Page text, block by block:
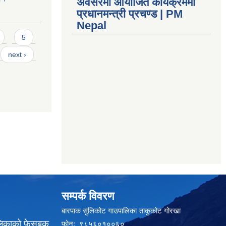
5
next ›
प्रधानमन्त्री प्रचण्ड | PM
Nepal
फेसबुक
सम्पर्क विवरण
बारपाक सुलिकोट गाउपालिका ताकुकोट गोरखा
फोन: ९८५६०१००६०